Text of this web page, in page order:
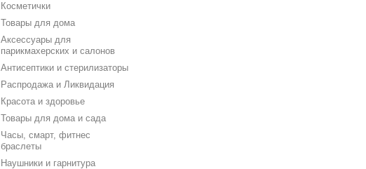
Косметички
Товары для дома
Аксессуары для
парикмахерских и салонов
Антисептики и стерилизаторы
Распродажа и Ликвидация
Красота и здоровье
Товары для дома и сада
Часы, смарт, фитнес
браслеты
Наушники и гарнитура